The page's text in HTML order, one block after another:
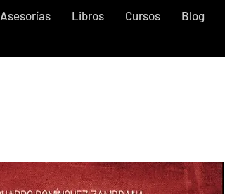
Asesorías Libros Cursos Blog